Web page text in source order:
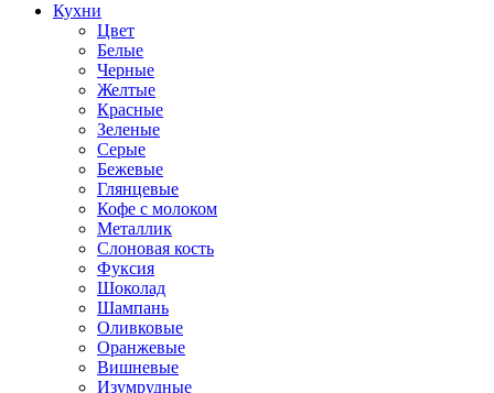
Кухни
Цвет
Белые
Черные
Желтые
Красные
Зеленые
Серые
Бежевые
Глянцевые
Кофе с молоком
Металлик
Слоновая кость
Фуксия
Шоколад
Шампань
Оливковые
Оранжевые
Вишневые
Изумрудные